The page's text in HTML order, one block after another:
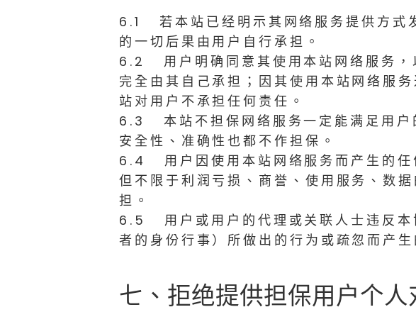
6.1 若本站已经明示其网络服务提供方式
的一切后果由用户自行承担。
6.2 用户明确同意其使用本站网络服务，
完全由其自己承担；因其使用本站网络服
站对用户不承担任何责任。
6.3 本站不担保网络服务一定能满足用户
安全性、准确性也都不作担保。
6.4 用户因使用本站网络服务而产生的任
但不限于利润亏损、商誉、使用服务、数
担。
6.5 用户或用户的代理或关联人士违反本
者的身份行事）所做出的行为或疏忽而产
七、拒绝提供担保用户个